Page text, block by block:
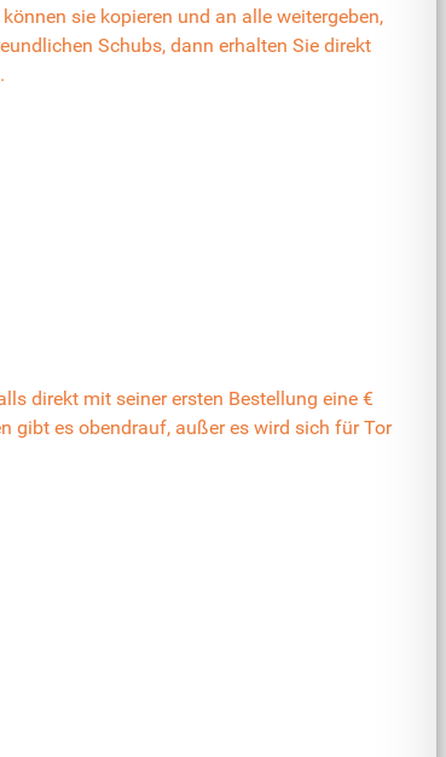
sie kopieren und an alle weitergeben,
Schubs, dann erhalten Sie direkt
direkt mit seiner ersten Bestellung eine €
gibt es obendrauf, außer es wird sich für Tor